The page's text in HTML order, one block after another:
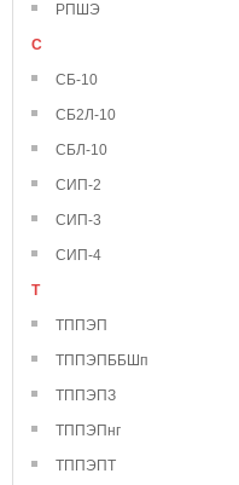
РПШЭ
С
СБ-10
СБ2Л-10
СБЛ-10
СИП-2
СИП-3
СИП-4
Т
ТППЭП
ТППЭПББШп
ТППЭПЗ
ТППЭПнг
ТППЭПТ